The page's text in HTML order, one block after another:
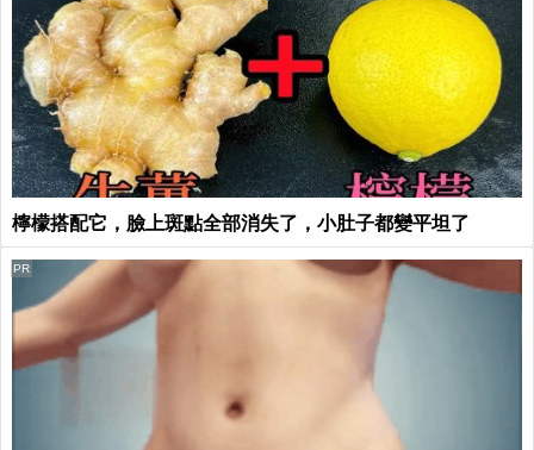
檸檬搭配它，臉上斑點全部消失了，小肚子都變平坦了
PR